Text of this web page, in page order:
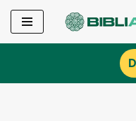
Pular
o